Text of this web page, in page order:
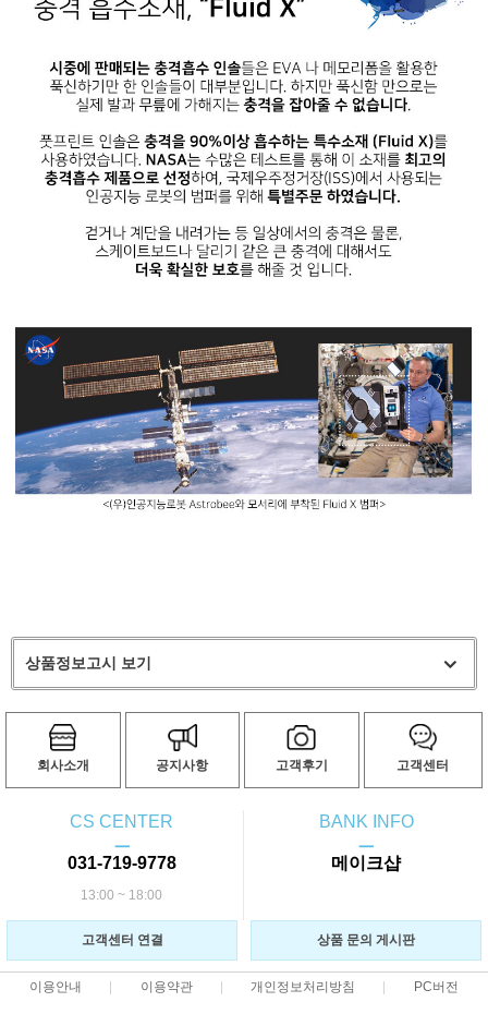
상품정보고시 보기
회사소개 공지사항 고객후기 고객센터
CS CENTER
ㅡ
031-719-9778
13:00 ~ 18:00
BANK INFO
ㅡ
메이크샵
고객센터 연결 상품 문의 게시판
이용안내 이용약관 개인정보처리방침 PC버전